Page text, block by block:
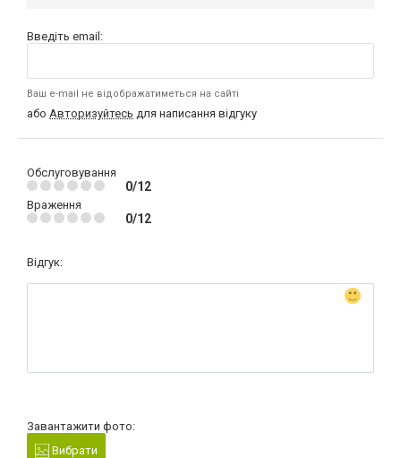
Введіть email:
Ваш e-mail не відображатиметься на сайті
або Авторизуйтесь для написання відгуку
Обслуговування
0/12
Враження
0/12
Відгук:
Завантажити фото:
Вибрати